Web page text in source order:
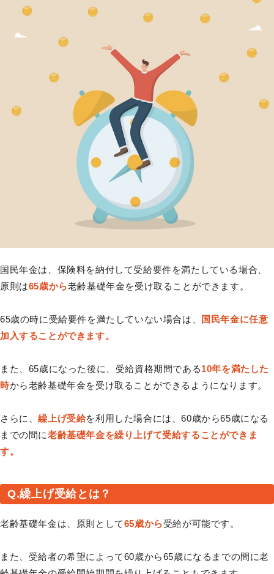
国民年金は、保険料を納付して受給要件を満たしている場合、
原則は65歳から老齢基礎年金を受け取ることができます。
65歳の時に受給要件を満たしていない場合は、
国民年金に任意
加入することができます。
また、65歳になった後に、受給資格期間である10年を満たした
時から老齢基礎年金を受け取ることができるようになります。
さらに、繰上げ受給を利用した場合には、60歳から65歳になる
までの間に老齢基礎年金を繰り上げて受給することができま
す。
Q.繰上げ受給とは？
老齢基礎年金は、原則として65歳から受給が可能です。
また、受給者の希望によって60歳から65歳になるまでの間に老